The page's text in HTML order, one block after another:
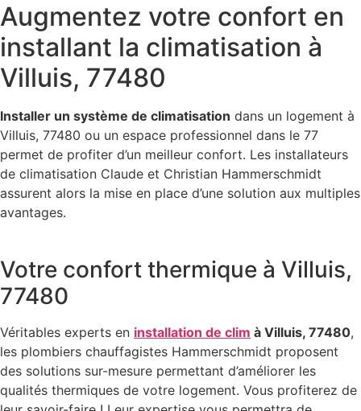
Augmentez votre confort en
installant la climatisation à
Villuis, 77480
Installer un système de climatisation dans un logement à
Villuis, 77480 ou un espace professionnel dans le 77
permet de profiter d’un meilleur confort. Les installateurs
de climatisation Claude et Christian Hammerschmidt
assurent alors la mise en place d’une solution aux multiples
avantages.
Votre confort thermique à Villuis,
77480
Véritables experts en installation de clim à Villuis, 77480,
les plombiers chauffagistes Hammerschmidt proposent
des solutions sur-mesure permettant d’améliorer les
qualités thermiques de votre logement. Vous profiterez de